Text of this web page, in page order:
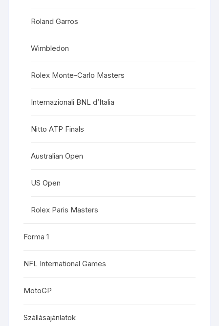
Roland Garros
Wimbledon
Rolex Monte-Carlo Masters
Internazionali BNL d’Italia
Nitto ATP Finals
Australian Open
US Open
Rolex Paris Masters
Forma 1
NFL International Games
MotoGP
Szállásajánlatok